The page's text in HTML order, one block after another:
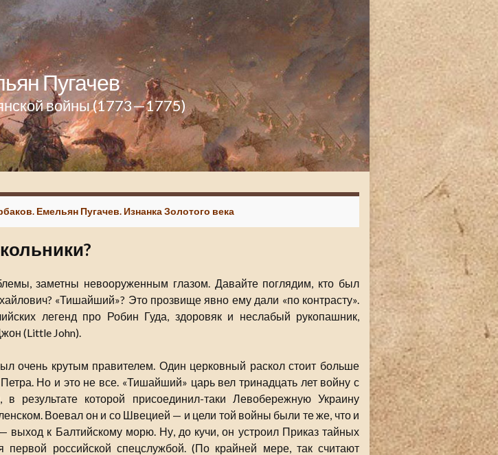
Пугачев
войны (1773—1775)
Емельян Пугачев. Изнанка Золотого века
заметны невооруженным глазом. Давайте поглядим, кто был
«Тишайший»? Это прозвище явно ему дали «по контрасту».
легенд про Робин Гуда, здоровяк и неслабый рукопашник,
(Little John).
очень крутым правителем. Один церковный раскол стоит больше
Но и это не все. «Тишайший» царь вел тринадцать лет войну с
результате которой присоединил-таки Левобережную Украину
Воевал он и со Швецией — и цели той войны были те же, что и
выход к Балтийскому морю. Ну, до кучи, он устроил Приказ тайных
первой российской спецслужбой. (По крайней мере, так считают